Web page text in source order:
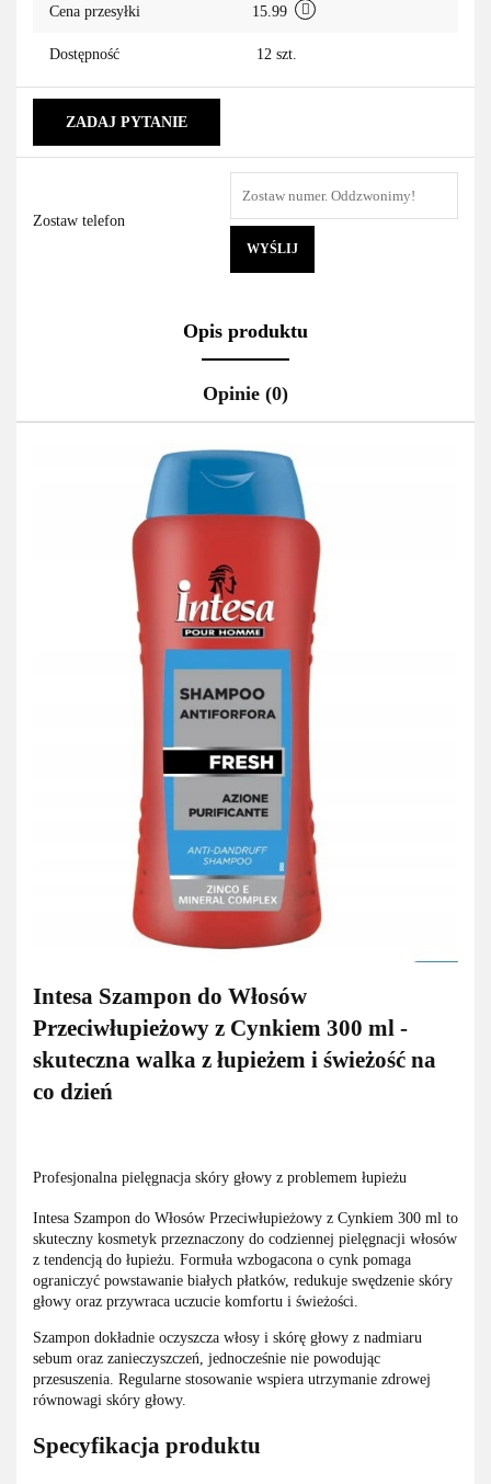
Cena przesyłki 15.99
Dostępność 12 szt.
ZADAJ PYTANIE
Zostaw telefon
WYŚLIJ
Opis produktu
Opinie (0)
Intesa Szampon do Włosów
Przeciwłupieżowy z Cynkiem 300 ml -
skuteczna walka z łupieżem i świeżość na
co dzień
Profesjonalna pielęgnacja skóry głowy z problemem łupieżu
Intesa Szampon do Włosów Przeciwłupieżowy z Cynkiem 300 ml to
skuteczny kosmetyk przeznaczony do codziennej pielęgnacji włosów
z tendencją do łupieżu. Formuła wzbogacona o cynk pomaga
ograniczyć powstawanie białych płatków, redukuje swędzenie skóry
głowy oraz przywraca uczucie komfortu i świeżości.
Szampon dokładnie oczyszcza włosy i skórę głowy z nadmiaru
sebum oraz zanieczyszczeń, jednocześnie nie powodując
przesuszenia. Regularne stosowanie wspiera utrzymanie zdrowej
równowagi skóry głowy.
Specyfikacja produktu